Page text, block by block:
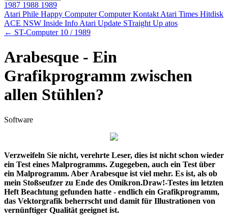
1987 1988 1989
Atari Phile Happy ComputerComputer Kontakt Atari Times Hitdisk
ACE NSW Inside Info Atari Update STraight Up atos
← ST-Computer 10 / 1989
Arabesque - Ein
Grafikprogramm zwischen
allen Stühlen?
Software
Verzweifeln Sie nicht, verehrte Leser, dies ist nicht schon wieder
ein Test eines Malprogramms. Zugegeben, auch ein Test über
ein Malprogramm. Aber Arabesque ist viel mehr. Es ist, als ob
mein Stoßseufzer zu Ende des Omikron.Draw!-Testes im letzten
Heft Beachtung gefunden hatte - endlich ein Grafikprogramm,
das Vektorgrafik beherrscht und damit für Illustrationen von
vernünftiger Qualität geeignet ist.